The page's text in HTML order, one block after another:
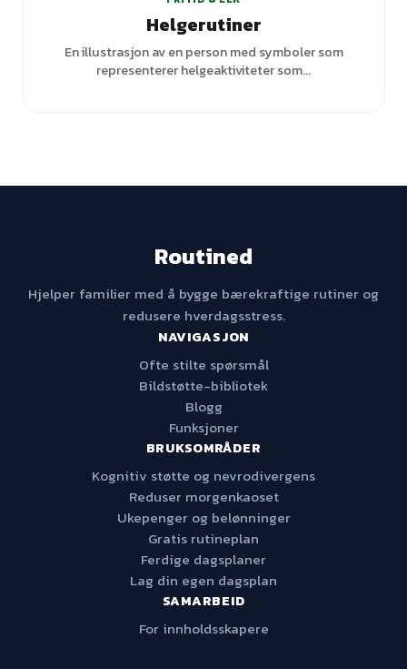
Helgerutiner
En illustrasjon av en person med symboler som
representerer helgeaktiviteter som...
Routined
Hjelper familier med å bygge bærekraftige rutiner og
redusere hverdagsstress.
NAVIGASJON
Ofte stilte spørsmål
Bildstøtte-bibliotek
Blogg
Funksjoner
BRUKSOMRÅDER
Kognitiv støtte og nevrodivergens
Reduser morgenkaoset
Ukepenger og belønninger
Gratis rutineplan
Ferdige dagsplaner
Lag din egen dagsplan
SAMARBEID
For innholdsskapere